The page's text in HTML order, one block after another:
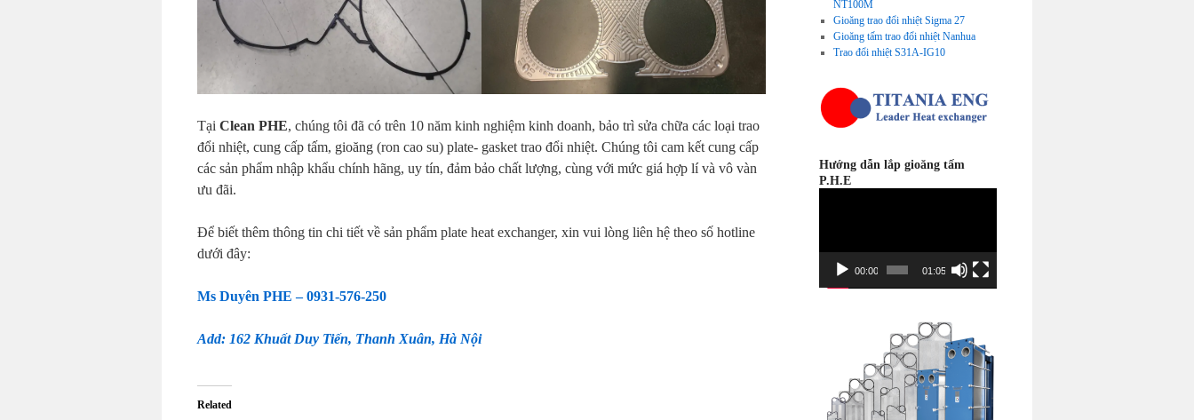
Tại Clean PHE, chúng tôi đã có trên 10 năm kinh nghiệm kinh doanh, bảo trì sửa chữa các loại trao
đổi nhiệt, cung cấp tấm, gioăng (ron cao su) plate- gasket trao đổi nhiệt. Chúng tôi cam kết cung cấp
các sản phẩm nhập khẩu chính hãng, uy tín, đảm bảo chất lượng, cùng với mức giá hợp lí và vô vàn
ưu đãi.
Để biết thêm thông tin chi tiết về sản phẩm plate heat exchanger, xin vui lòng liên hệ theo số hotline
dưới đây:
Ms Duyên PHE – 0931-576-250
Add: 162 Khuất Duy Tiến, Thanh Xuân, Hà Nội
Related
NT100M
Gioăng trao đổi nhiệt Sigma 27
Gioăng tấm trao đổi nhiệt Nanhua
Trao đổi nhiệt S31A-IG10
Hướng dẫn lắp gioăng tấm
P.H.E
00:00 01:05